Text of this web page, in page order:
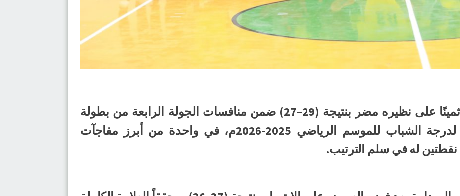
حقق فريق الحزم انتصارًا ثمينًا على نظيره مضر بنتيجة (29–27) ضمن منافسات الجولة الرابعة من بطولة
الدوري الممتاز لكرة اليد لدرجة الشباب للموسم الرياضي 2025-2026م، في واحدة من أبرز مفاجآت
له في سلم الترتيب.